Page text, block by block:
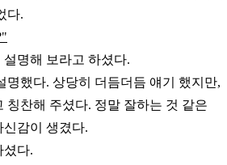
다.
명해 보라고 하셨다.
명했다. 상당히 더듬더듬 얘기 했지만,
칭찬해 주셨다. 정말 잘하는 것 같은
감이 생겼다.
셨다.